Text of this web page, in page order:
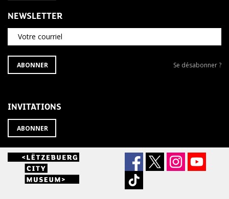
NEWSLETTER
Votre courriel
S'ABONNER
À
ABONNER
Se
Se désabonner ?
INVITATIONS
ABONNER